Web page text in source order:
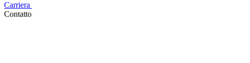
Carriera
Contatto